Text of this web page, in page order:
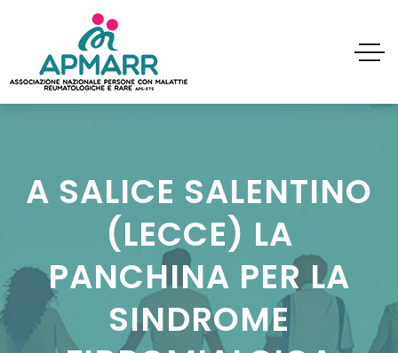
A SALICE SALENTINO
(LECCE) LA
PANCHINA PER LA
SINDROME